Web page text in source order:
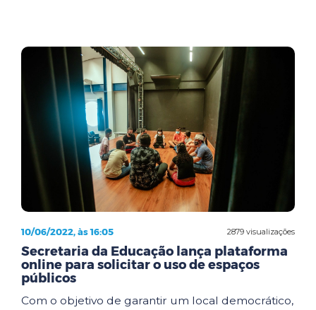
2879 visualizações
10/06/2022, às 16:05
Secretaria da Educação lança plataforma
online para solicitar o uso de espaços
públicos
Com o objetivo de garantir um local democrático,